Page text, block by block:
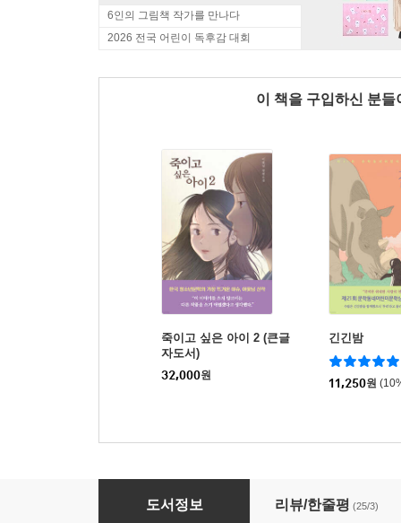
6인의 그림책 작가를 만나다
2026 전국 어린이 독후감 대회
이 책을 구입하신 분
죽이고 싶은 아이 2 (큰글
자도서)
32,000원
긴긴밤
11,250원
생일엔 마라탕 3
도서정보 리뷰/한줄평 (25/3)